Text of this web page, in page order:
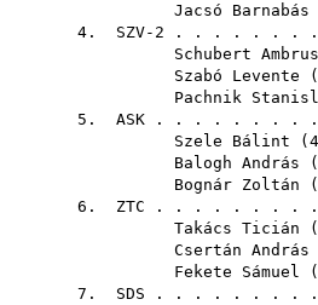
Jacsó Barnabás
4. SZV-2 . . . . . . .
Schubert Ambrus
Szabó Levente (
Pachnik
5. ASK . . . . . . . . .
Szele Bálint ( 4
Balogh András (
Bognár Zoltán (
6. ZTC . . . . . . . . .
Takács Ticián (
Csertán András
Fekete Sámuel (
7. SDS . . . . . . . . .